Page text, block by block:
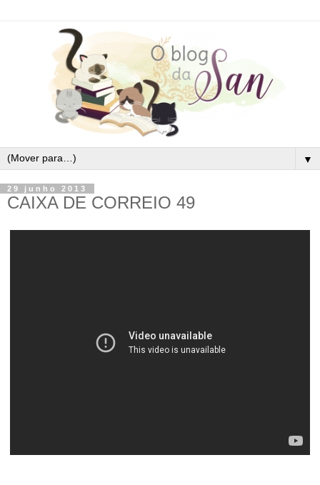
▼
29 junho 2013
CAIXA DE CORREIO 49